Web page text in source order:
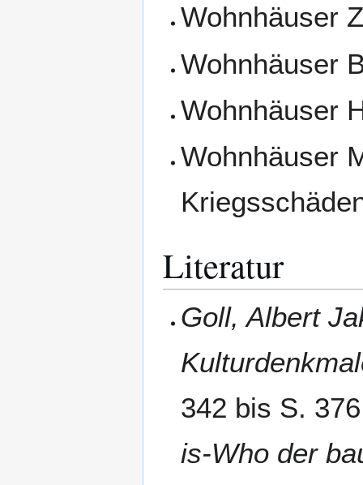
Wohnhäuser
Wohnhäuser
Wohnhäuser
Wohnhäuser
Literatur
Goll, Albert
342 bis S.
is-Who der